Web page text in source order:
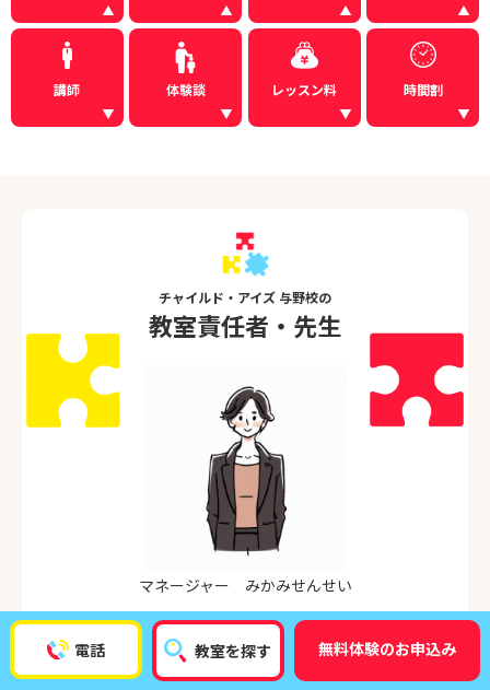
電話 教室を探す 無料体験のお申込み
講師 体験談 レッスン料 時間割
チャイルド・アイズ 与野校の
教室責任者・先生
マネージャー みかみせんせい
ようこそチャイルド・アイズ 与野校へ！
笑顔あふれる温かな教室です。